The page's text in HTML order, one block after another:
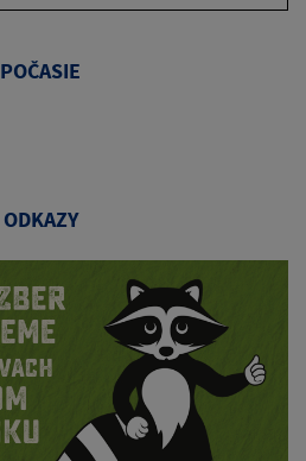
POČASIE
ODKAZY